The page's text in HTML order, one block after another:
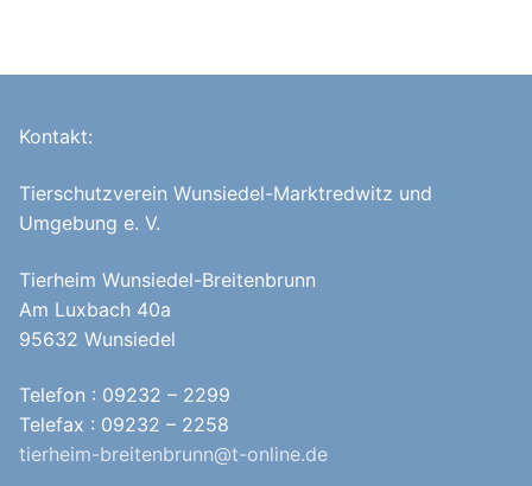
Kontakt:
Tierschutzverein Wunsiedel-Marktredwitz und
Umgebung e. V.
Tierheim Wunsiedel-Breitenbrunn
Am Luxbach 40a
95632 Wunsiedel
Telefon : 09232 – 2299
Telefax : 09232 – 2258
tierheim-breitenbrunn@t-online.de